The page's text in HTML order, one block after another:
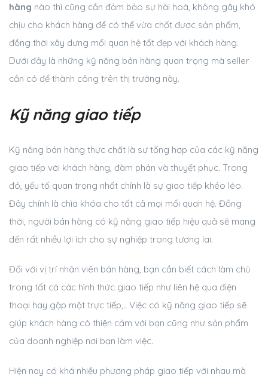
hàng nào thì cũng cần đảm bảo sự hài hoà, không gây khó
chịu cho khách hàng để có thể vừa chốt được sản phẩm,
đồng thời xây dựng mối quan hệ tốt đẹp với khách hàng.
Dưới đây là những kỹ năng bán hàng quan trọng mà seller
cần có để thành công trên thị trường này.
Kỹ năng giao tiếp
Kỹ năng bán hàng thực chất là sự tổng hợp của các kỹ năng
giao tiếp với khách hàng, đàm phán và thuyết phục. Trong
đó, yếu tố quan trọng nhất chính là sự giao tiếp khéo léo.
Đây chính là chìa khóa cho tất cả mọi mối quan hệ. Đồng
thời, người bán hàng có kỹ năng giao tiếp hiệu quả sẽ mang
đến rất nhiều lợi ích cho sự nghiệp trong tương lai.
Đối với vị trí nhân viên bán hàng, bạn cần biết cách làm chủ
trong tất cả các hình thức giao tiếp như liên hệ qua điện
thoại hay gặp mặt trực tiếp,.. Việc có kỹ năng giao tiếp sẽ
giúp khách hàng có thiện cảm với bạn cũng như sản phẩm
của doanh nghiệp nơi bạn làm việc.
Hiện nay có khá nhiều phương pháp giao tiếp với nhau mà